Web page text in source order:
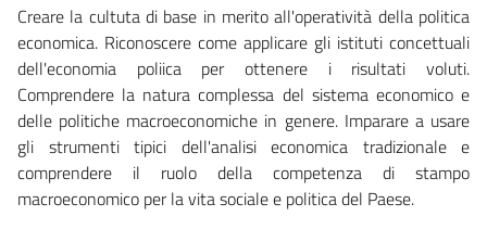
Creare la cultuta di base in merito all'operatività della politica
economica. Riconoscere come applicare gli istituti concettuali
dell'economia poliica per ottenere i risultati voluti.
Comprendere la natura complessa del sistema economico e
delle politiche macroeconomiche in genere. Imparare a usare
gli strumenti tipici dell'analisi economica tradizionale e
comprendere il ruolo della competenza di stampo
macroeconomico per la vita sociale e politica del Paese.